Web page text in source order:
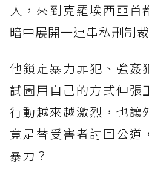
德國拒發分級證明！被
立
新作
艾米漢默睽違復出受矚
我》到黑暗復仇角色
《奪魂鋸》男星科斯塔
人，來到克羅埃西亞首
暗中展開一連串私刑制裁
他鎖定暴力罪犯、強姦
試圖用自己的方式伸張
行動越來越激烈，也讓
竟是替受害者討回公道
暴力？